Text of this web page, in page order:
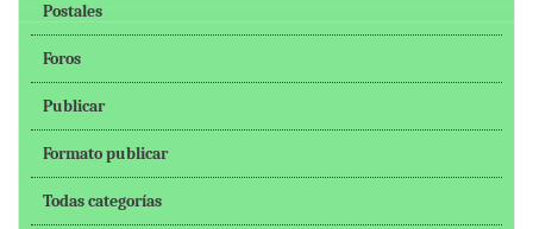
Postales
Foros
Publicar
Formato publicar
Todas categorías